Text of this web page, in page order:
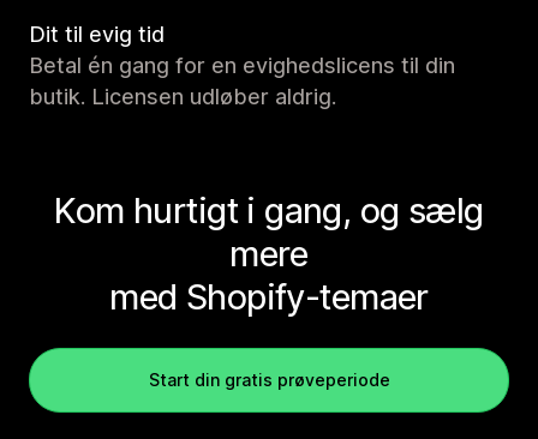
Dit til evig tid
Betal én gang for en evighedslicens til din
butik. Licensen udløber aldrig.
Kom hurtigt i gang, og sælg
mere
med Shopify-temaer
Start din gratis prøveperiode